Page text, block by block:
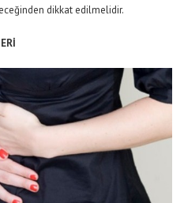
dikkat edilmelidir.